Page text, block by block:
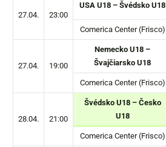
27.04. 23:00
USA U18 – Švédsko U18
Comerica Center (Frisco)
27.04. 19:00
Nemecko U18 –
Švajčiarsko U18
Comerica Center (Frisco)
28.04. 21:00
Švédsko U18 – Česko
U18
Comerica Center (Frisco)